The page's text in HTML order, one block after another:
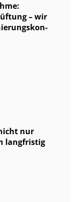
– wir
nur
langfristig